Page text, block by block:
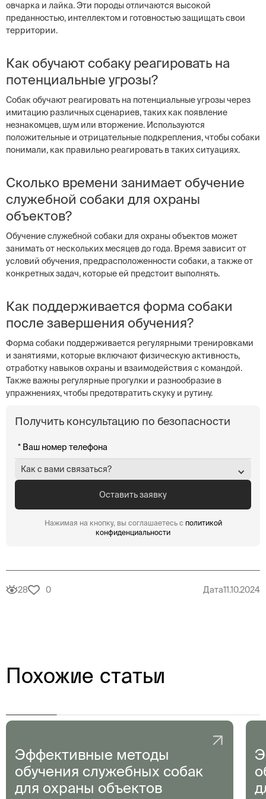
овчарка и лайка. Эти породы отличаются высокой
преданностью, интеллектом и готовностью защищать свои
территории.
Как обучают собаку реагировать на
потенциальные угрозы?
Собак обучают реагировать на потенциальные угрозы через
имитацию различных сценариев, таких как появление
незнакомцев, шум или вторжение. Используются
положительные и отрицательные подкрепления, чтобы собаки
понимали, как правильно реагировать в таких ситуациях.
Сколько времени занимает обучение
служебной собаки для охраны
объектов?
Обучение служебной собаки для охраны объектов может
занимать от нескольких месяцев до года. Время зависит от
условий обучения, предрасположенности собаки, а также от
конкретных задач, которые ей предстоит выполнять.
Как поддерживается форма собаки
после завершения обучения?
Форма собаки поддерживается регулярными тренировками
и занятиями, которые включают физическую активность,
отработку навыков охраны и взаимодействия с командой.
Также важны регулярные прогулки и разнообразие в
упражнениях, чтобы предотвратить скуку и рутину.
Получить консультацию по безопасности
Как с вами связаться?
Нажимая на кнопку, вы соглашаетесь с политикой
конфиденциальности
28 0 Дата11.10.2024
Похожие статьи
Эффективные методы
обучения служебных собак
для охраны объектов